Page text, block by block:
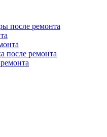
после ремонта
после ремонта